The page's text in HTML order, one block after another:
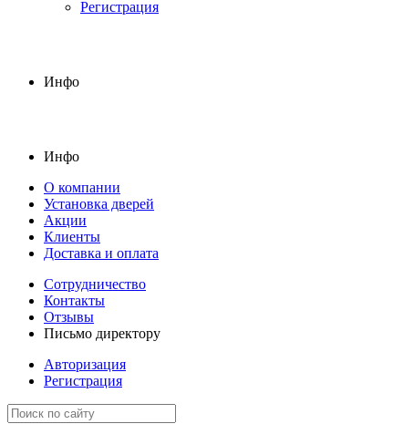
Регистрация
Инфо
Инфо
О компании
Установка дверей
Акции
Клиенты
Доставка и оплата
Сотрудничество
Контакты
Отзывы
Письмо директору
Авторизация
Регистрация